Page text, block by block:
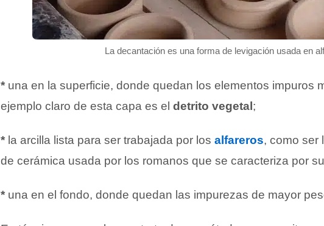
La decantación es una forma de levigación usada en
* una en la superficie, donde quedan los elementos impuros
ejemplo claro de esta capa es el detrito vegetal ;
* la arcilla lista para ser trabajada por los alfareros, como ser
de cerámica usada por los romanos que se caracteriza por
* una en el fondo, donde quedan las impurezas de mayor